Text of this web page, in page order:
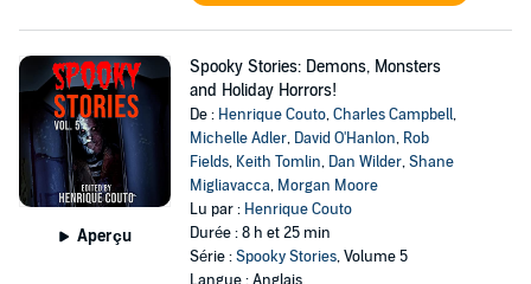
Aperçu
Spooky Stories: Demons, Monsters
and Holiday Horrors!
De : Henrique Couto,Charles Campbell,
Michelle Adler, David O'Hanlon, Rob
Fields, Keith Tomlin, Dan Wilder,Shane
Migliavacca, Morgan Moore
Lu par : Henrique Couto
Durée : 8 h et 25 min
Série :Spooky Stories, Volume 5